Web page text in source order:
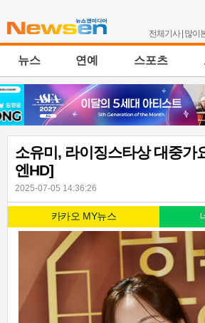
전체기사| 많이
뉴스 연예 스포츠
소유미, 라이징스타상 대중가
엔HD]
2025-07-05 14:36:26
카카오 MY뉴스